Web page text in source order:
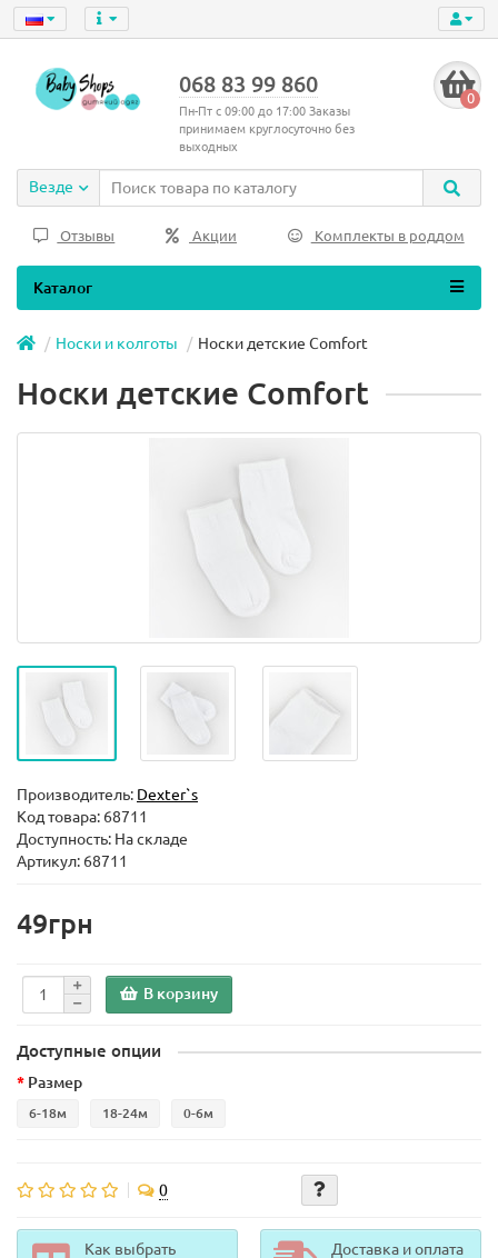
068 83 99 860
Пн-Пт с 09:00 до 17:00 Заказы
принимаем круглосуточно без
выходных
0
Везде
Отзывы Акции Комплекты в роддом
Каталог
Носки и колготы Носки детские Comfort
Носки детские Comfort
Производитель: Dexter`s
Код товара: 68711
Доступность: На складе
Артикул: 68711
49грн
В корзину
Доступные опции
Размер
6-18м 18-24м 0-6м
0
Как выбрать
Доставка и оплата